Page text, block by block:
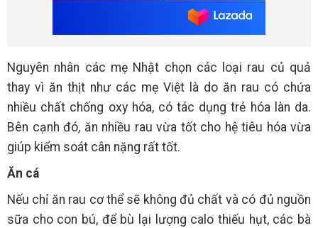
Nguyên nhân các mẹ Nhật chọn các loại rau củ quả
thay vì ăn thịt như các mẹ Việt là do ăn rau có chứa
nhiều chất chống oxy hóa, có tác dụng trẻ hóa làn da.
Bên cạnh đó, ăn nhiều rau vừa tốt cho hệ tiêu hóa vừa
giúp kiểm soát cân nặng rất tốt.
Ăn cá
Nếu chỉ ăn rau cơ thể sẽ không đủ chất và có đủ nguồn
sữa cho con bú, để bù lại lượng calo thiếu hụt, các bà